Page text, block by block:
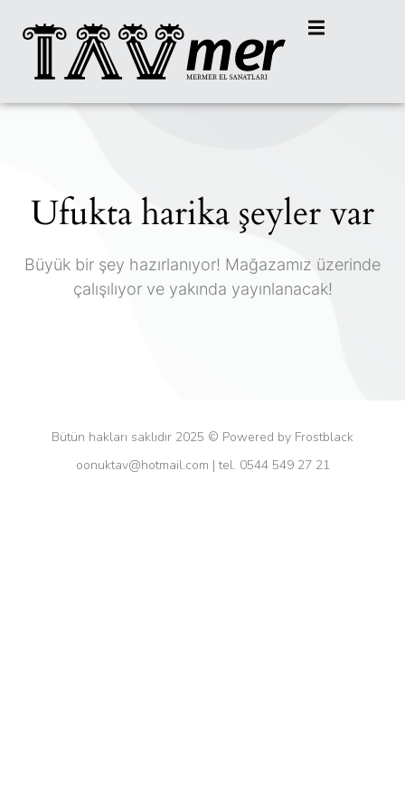
Ufukta harika şeyler var
Büyük bir şey hazırlanıyor! Mağazamız üzerinde
çalışılıyor ve yakında yayınlanacak!
Bütün hakları saklıdır 2025 © Powered by Frostblack
oonuktav@hotmail.com | tel. 0544 549 27 21